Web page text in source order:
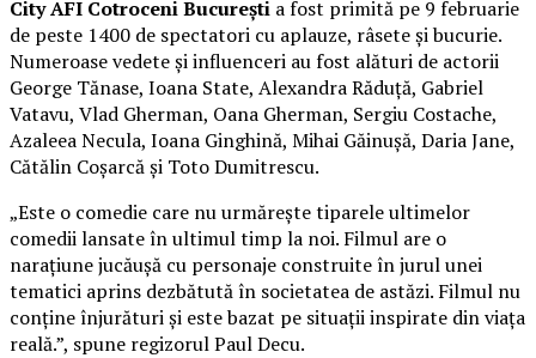
City AFI Cotroceni București a fost primită pe 9 februarie
de peste 1400 de spectatori cu aplauze, râsete și bucurie.
Numeroase vedete și influenceri au fost alături de actorii
George Tănase, Ioana State, Alexandra Răduță, Gabriel
Vatavu, Vlad Gherman, Oana Gherman, Sergiu Costache,
Azaleea Necula, Ioana Ginghină, Mihai Găinușă, Daria Jane,
Cătălin Coșarcă și Toto Dumitrescu.
„Este o comedie care nu urmărește tiparele ultimelor
comedii lansate în ultimul timp la noi. Filmul are o
narațiune jucăușă cu personaje construite în jurul unei
tematici aprins dezbătută în societatea de astăzi. Filmul nu
conține înjurături și este bazat pe situații inspirate din viața
reală.”, spune regizorul Paul Decu.